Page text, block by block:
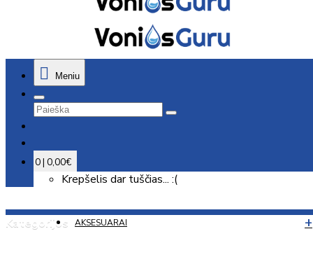
Meniu
0 | 0,00€
Krepšelis dar tuščias... :(
Kategorijos AKSESUARAI